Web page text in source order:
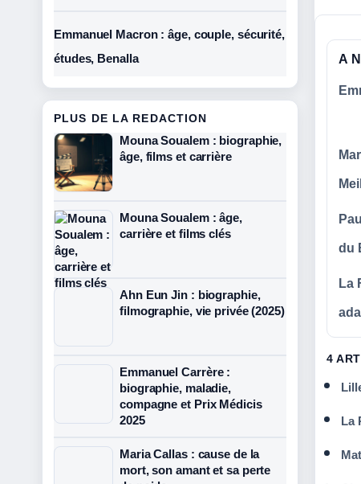
A
du
La
4
La
Emmanuel Macron : âge, couple, sécurité,
études, Benalla
PLUS DE LA REDACTION
Mouna Soualem : biographie,
âge, films et carrière
Mouna Soualem : âge,
carrière et films clés
Ahn Eun Jin : biographie,
filmographie, vie privée (2025)
Emmanuel Carrère :
biographie, maladie,
compagne et Prix Médicis
2025
Maria Callas : cause de la
mort, son amant et sa perte